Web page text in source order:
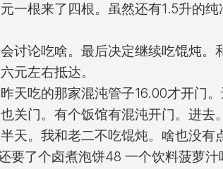
一根来了四根。虽然还有1.5升的
讨论吃啥。最后决定继续吃馄炖。
元左右抵达。
天吃的那家混沌管子16.00才开门
关门。有个饭馆有混沌开门。进去
天。我和老二不吃馄炖。啥也没有
要了个卤煮泡饼48 一个饮料菠萝